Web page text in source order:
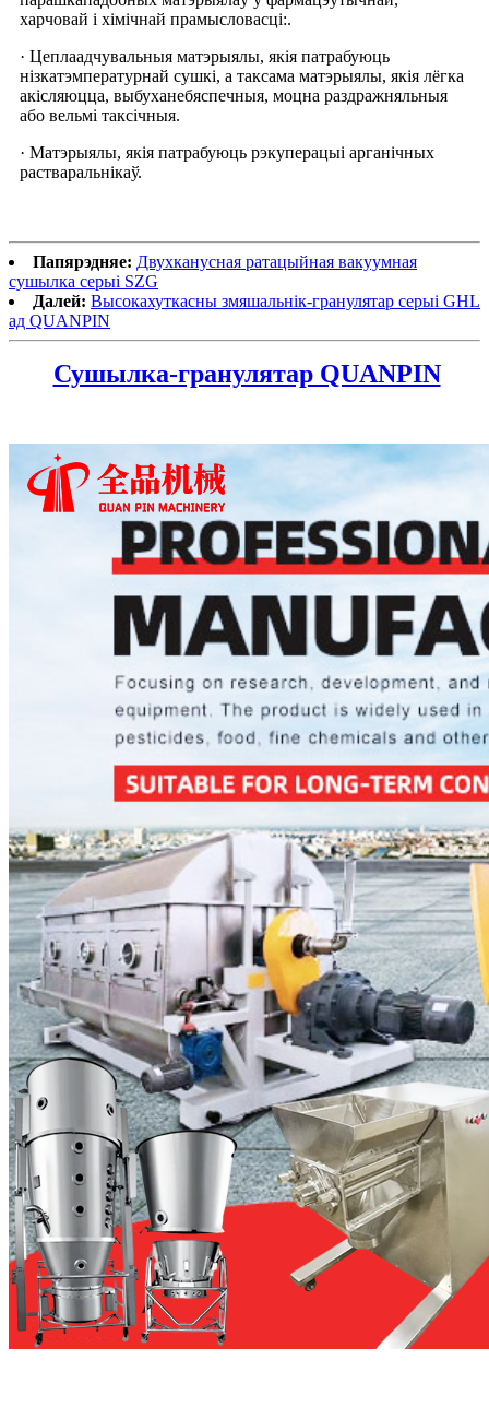
харчовай і хімічнай прамысловасці:.
· Цеплаадчувальныя матэрыялы, якія патрабуюць
нізкатэмпературнай сушкі, а таксама матэрыялы, якія лёгка
акісляюцца, выбуханебяспечныя, моцна раздражняльныя
або вельмі таксічныя.
· Матэрыялы, якія патрабуюць рэкуперацыі арганічных
растваральнікаў.
Папярэдняе: Двухканусная ратацыйная вакуумная
сушылка серыі SZG
Далей: Высокахуткасны змяшальнік-гранулятар серыі GHL
ад QUANPIN
Сушылка-гранулятар QUANPIN